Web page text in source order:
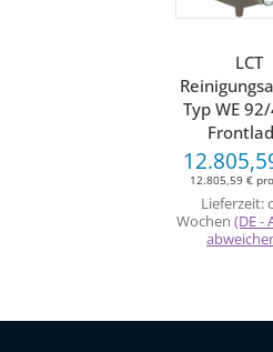
LCT
Typ WE
12.805,59 €
Lieferzeit:
Wochen (DE -